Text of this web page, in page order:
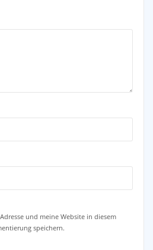
und meine Website in diesem
speichern.